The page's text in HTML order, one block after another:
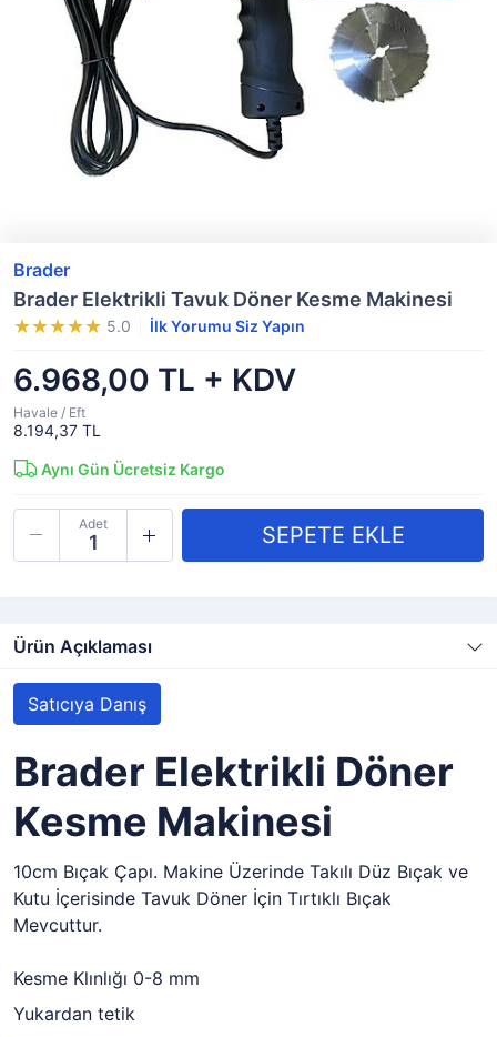
Brader
Brader Elektrikli Tavuk Döner Kesme Makinesi
5.0 İlk Yorumu Siz Yapın
6.968,00 TL + KDV
Havale / Eft
8.194,37 TL
Aynı Gün Ücretsiz Kargo
Adet
Ürün Açıklaması
Satıcıya Danış
Brader Elektrikli Döner
Kesme Makinesi
10cm Bıçak Çapı. Makine Üzerinde Takılı Düz Bıçak ve
Kutu İçerisinde Tavuk Döner İçin Tırtıklı Bıçak
Mevcuttur.
Kesme Klınlığı 0-8 mm
Yukardan tetik